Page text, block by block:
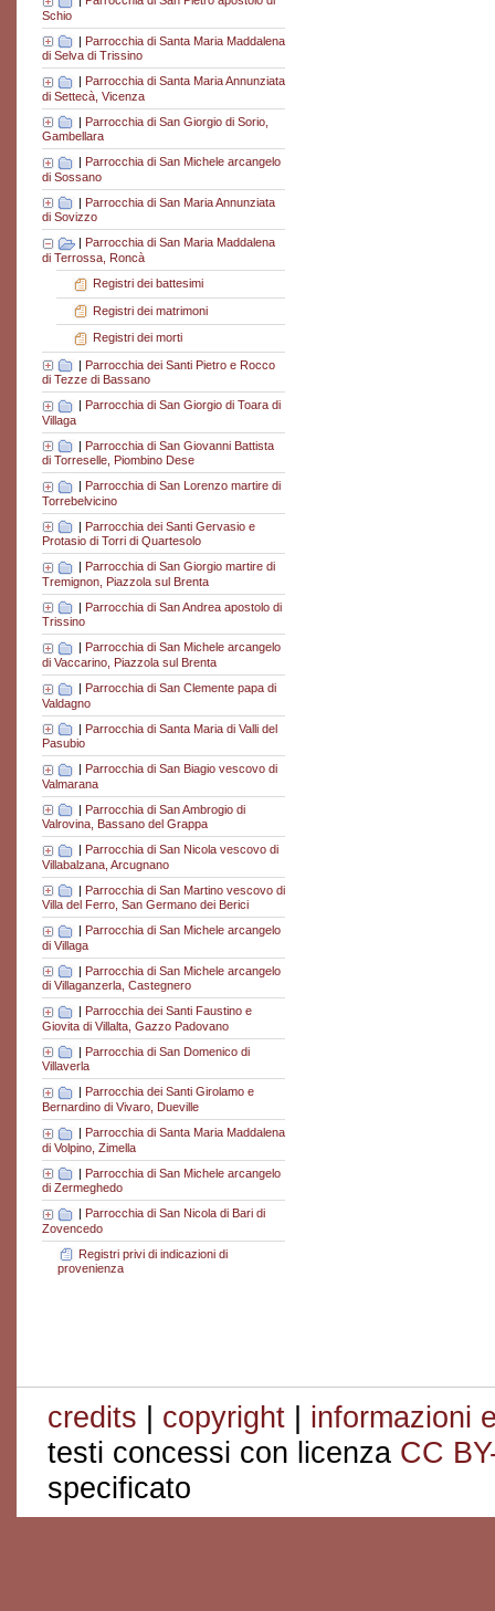
Schio
| Parrocchia di Santa Maria Maddalena
di Selva di Trissino
Parrocchia di Santa Maria Annunziata
di Settecà, Vicenza
| Parrocchia di San Giorgio di Sorio,
Gambellara
Parrocchia di San Michele arcangelo
di Sossano
| Parrocchia di San Maria Annunziata
di Sovizzo
Parrocchia di San Maria Maddalena
di Terrossa, Roncà
Registri dei battesimi
Registri dei matrimoni
Registri dei morti
| Parrocchia dei Santi Pietro e Rocco
di Tezze di Bassano
| Parrocchia di San Giorgio di Toara di
Villaga
| Parrocchia di San Giovanni Battista
di Torreselle, Piombino Dese
Parrocchia di San Lorenzo martire di
Torrebelvicino
| Parrocchia dei Santi Gervasio e
Protasio di Torri di Quartesolo
Parrocchia di San Giorgio martire di
Tremignon, Piazzola sul Brenta
| Parrocchia di San Andrea apostolo di
Trissino
Parrocchia di San Michele arcangelo
di Vaccarino, Piazzola sul Brenta
| Parrocchia di San Clemente papa di
Valdagno
| Parrocchia di Santa Maria di Valli del
Pasubio
| Parrocchia di San Biagio vescovo di
Valmarana
| Parrocchia di San Ambrogio di
Valrovina, Bassano del Grappa
| Parrocchia di San Nicola vescovo di
Villabalzana, Arcugnano
| Parrocchia di San Martino vescovo di
Villa del Ferro, San Germano dei Berici
Parrocchia di San Michele arcangelo
di Villaga
| Parrocchia di San Michele arcangelo
di Villaganzerla, Castegnero
Parrocchia dei Santi Faustino e
Giovita di Villalta, Gazzo Padovano
| Parrocchia di San Domenico di
Villaverla
Parrocchia dei Santi Girolamo e
Bernardino di Vivaro, Dueville
| Parrocchia di Santa Maria Maddalena
di Volpino, Zimella
| Parrocchia di San Michele arcangelo
di Zermeghedo
| Parrocchia di San Nicola di Bari di
Zovencedo
Registri privi di indicazioni di
provenienza
credits | copyright | informazioni
testi concessi con licenza CC
specificato